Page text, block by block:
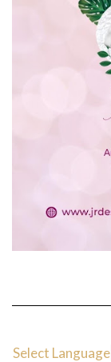
Select Language